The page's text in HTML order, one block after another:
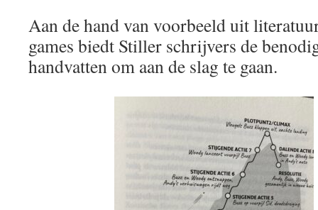
Aan de hand van voorbeeld uit
games biedt Stiller schrijvers de
handvatten om aan de slag te gaan.